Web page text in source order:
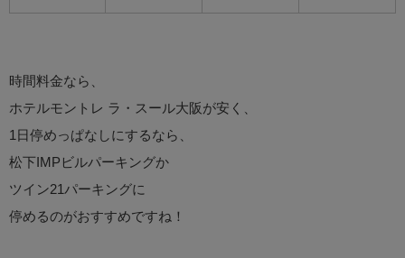
時間料金なら、
ホテルモントレ ラ・スール大阪が安く、
1日停めっぱなしにするなら、
松下IMPビルパーキングか
ツイン21パーキングに
停めるのがおすすめですね！